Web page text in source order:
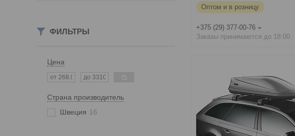
ФИЛЬТРЫ
Цена
Страна производитель
Швеция 16
Оптом и в розницу
+375 (29) 377-00-76
Заказы принимаются до 18:00